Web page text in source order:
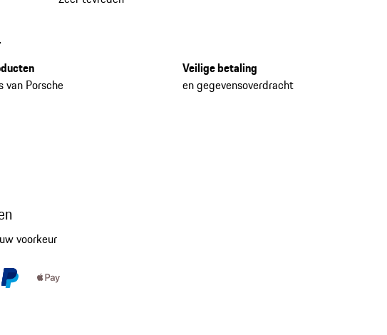
van Porsche
Veilige betaling
en gegevensoverdracht
voorkeur